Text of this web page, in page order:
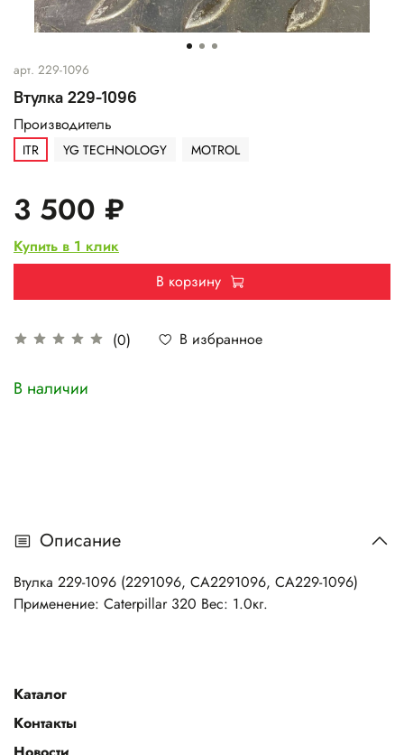
арт. 229-1096
Втулка 229-1096
(0) В избранное
В наличии
Производитель
ITR YG TECHNOLOGY MOTROL
3 500 ₽
Купить в 1 клик
В корзину
Описание
Втулка 229-1096 (2291096, CA2291096, CA229-1096)
Применение: Caterpillar 320 Вес: 1.0кг.
Каталог
Контакты